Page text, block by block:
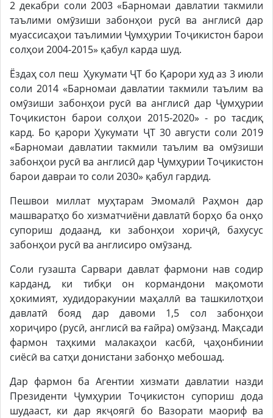
2 декабри соли 2003 «Барномаи давлатии такмили
таълими омӯзиши забонҳои русӣ ва англисӣ дар
муассисаҳои таълимии Ҷумҳурии Тоҷикистон барои
солҳои 2004-2015» қабул карда шуд.
Ёздаҳ сол пеш Ҳукумати ҶТ бо Қарори худ аз 3 июли
соли 2014 «Барномаи давлатии такмили таълим ва
омӯзиши забонҳои русӣ ва англисӣ дар Ҷумҳурии
Тоҷикистон барои солҳои 2015-2020» - ро тасдиқ
кард. Бо қарори Ҳукумати ҶТ 30 августи соли 2019
«Барномаи давлатии такмили таълим ва омӯзиши
забонҳои русӣ ва англисӣ дар Ҷумҳурии Тоҷикистон
барои давраи то соли 2030» қабул гардид.
Пешвои миллат муҳтарам Эмомалӣ Раҳмон дар
машваратҳо бо хизматчиёни давлатӣ борҳо ба онҳо
супориш додаанд, ки забонҳои хориҷӣ, бахусус
забонҳои русӣ ва англисиро омӯзанд.
Соли гузашта Сарвари давлат фармони нав содир
карданд, ки тибқи он кормандони мақомоти
ҳокимият, худидоракунии маҳаллӣ ва ташкилотҳои
давлатӣ бояд дар давоми 1,5 сол забонҳои
хориҷиро (русӣ, англисӣ ва ғайра) омӯзанд. Мақсади
фармон таҳкими малакаҳои касбӣ, ҷаҳонбинии
сиёсӣ ва сатҳи донистани забонҳо мебошад.
Дар фармон ба Агентии хизмати давлатии назди
Президенти Ҷумҳурии Тоҷикистон супориш дода
шудааст, ки дар якҷоягӣ бо Вазорати маориф ва